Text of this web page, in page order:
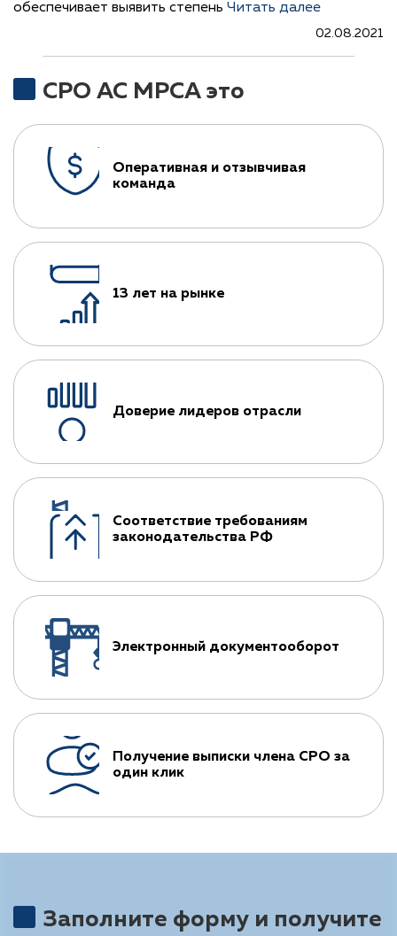
обеспечивает выявить степень Читать далее
02.08.2021
СРО АС МРСА это
Оперативная и отзывчивая
команда
13 лет на рынке
Доверие лидеров отрасли
Соответствие требованиям
законодательства РФ
Электронный документооборот
Получение выписки члена СРО за
один клик
Заполните форму и получите